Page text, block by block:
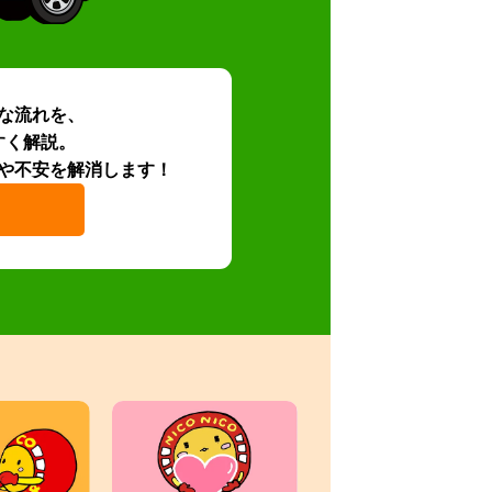
流れを、
解説。
不安を解消します！